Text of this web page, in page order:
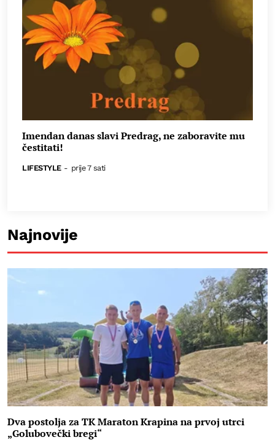
Imendan danas slavi Predrag, ne zaboravite mu
čestitati!
LIFESTYLE - prije 7 sati
Najnovije
Dva postolja za TK Maraton Krapina na prvoj utrci
„Golubovečki bregi“